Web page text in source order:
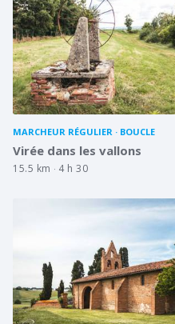
MARCHEUR RÉGULIER BOUCLE
Virée dans les vallons
15.5 km 4 h 30